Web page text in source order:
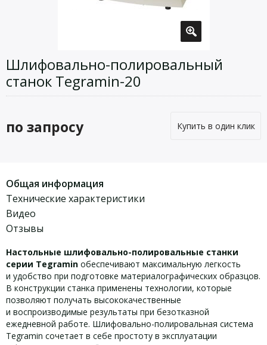
Шлифовально-полировальный
станок Tegramin-20
по запросу Купить в один клик
Общая информация
Технические характеристики
Видео
Отзывы
Настольные шлифовально-полировальные станки
серии Tegramin обеспечивают максимальную легкость
и удобство при подготовке материалографических образцов.
В конструкции станка применены технологии, которые
позволяют получать высококачественные
и воспроизводимые результаты при безотказной
ежедневной работе. Шлифовально-полировальная система
Tegramin сочетает в себе простоту в эксплуатации